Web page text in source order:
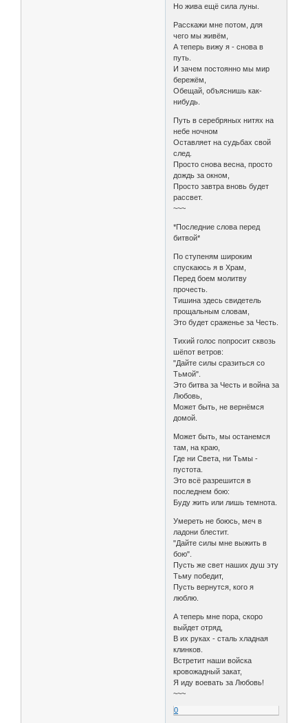
Но жива ещё сила луны.
Расскажи мне потом, для
чего мы живём,
А теперь вижу я - снова в
путь.
И зачем постоянно мы мир
бережём,
Обещай, объяснишь как-
нибудь.
Путь в серебряных нитях на
небе ночном
Оставляет на судьбах свой
след.
Просто снова весна, просто
дождь за окном,
Просто завтра вновь будет
рассвет.
~~~
*Последние слова перед
битвой*
По ступеням широким
спускаюсь я в Храм,
Перед боем молитву
прочесть.
Тишина здесь свидетель
прощальным словам,
Это будет сраженье за Честь.
Тихий голос попросит сквозь
шёпот ветров:
"Дайте силы сразиться со
Тьмой".
Это битва за Честь и война за
Любовь,
Может быть, не вернёмся
домой.
Может быть, мы останемся
там, на краю,
Где ни Света, ни Тьмы -
пустота.
Это всё разрешится в
последнем бою:
Буду жить или лишь темнота.
Умереть не боюсь, меч в
ладони блестит.
"Дайте силы мне выжить в
бою".
Пусть же свет наших душ эту
Тьму победит,
Пусть вернутся, кого я
люблю.
А теперь мне пора, скоро
выйдет отряд,
В их руках - сталь хладная
клинков.
Встретит наши войска
кровожадный закат,
Я иду воевать за Любовь!
~~~
0